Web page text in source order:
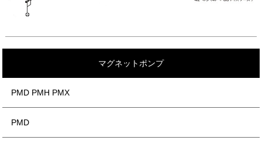
マグネットポンプ
PMD PMH PMX
PMD